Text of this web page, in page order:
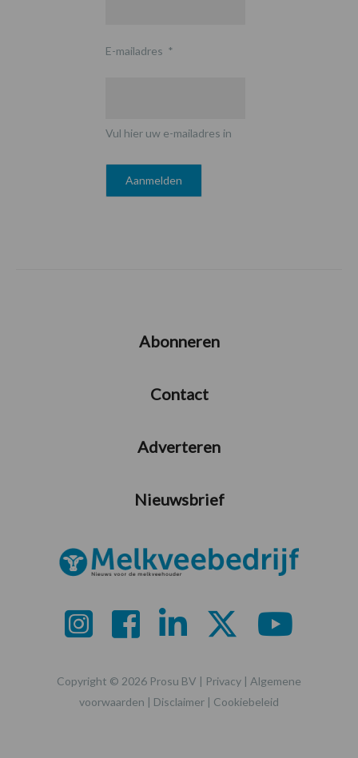
E-mailadres *
Vul hier uw e-mailadres in
Abonneren
Contact
Adverteren
Nieuwsbrief
Copyright © 2026 Prosu BV | Privacy | Algemene
voorwaarden | Disclaimer | Cookiebeleid